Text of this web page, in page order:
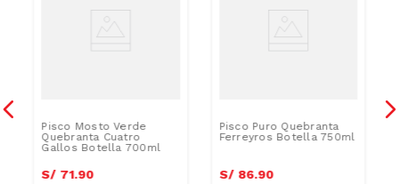
Pisco Mosto Verde
Quebranta Cuatro
Gallos Botella 700ml
S/ 71.90
Pisco Puro Quebranta
Ferreyros Botella 750ml
S/ 86.90